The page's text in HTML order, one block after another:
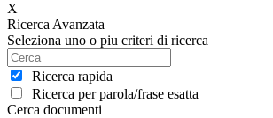
X
Ricerca Avanzata
Seleziona uno o piu criteri di ricerca
Ricerca rapida
Ricerca per parola/frase esatta
Cerca documenti